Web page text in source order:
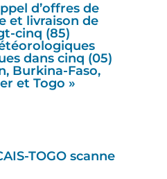
d’offres de
et livraison de
cinq (85)
dans cinq (05)
Burkina-Faso,
et Togo »
TOGO scanne